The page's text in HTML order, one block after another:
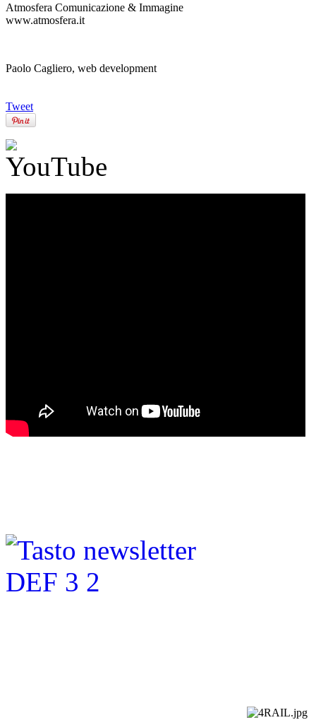
Atmosfera Comunicazione & Immagine
www.atmosfera.it
Paolo Cagliero, web development
Tweet